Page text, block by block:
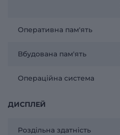
Оперативна пам'ять
Вбудована пам'ять
Операційна система
ДИСПЛЕЙ
Роздільна здатність